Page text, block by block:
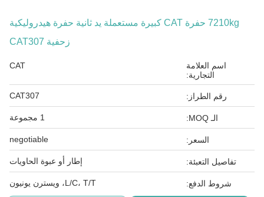
7210kg حفرة CAT كبيرة مستعملة يد ثانية حفرة هيدروليكية
زحفية CAT307
اسم العلامة
التجارية:
رقم الطراز: CAT307
السعر: negotiable
تفاصيل التعبئة: إطار أو عبوة الحاويات
شروط الدفع: L/C، T/T، ويسترن يونيون